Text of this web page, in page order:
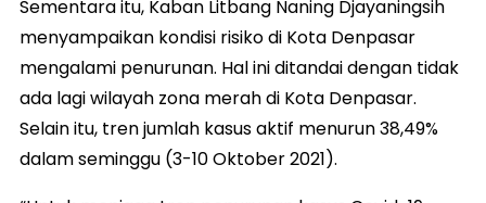
Sementara itu, Kaban Litbang Naning Djayaningsih
menyampaikan kondisi risiko di Kota Denpasar
mengalami penurunan. Hal ini ditandai dengan tidak
ada lagi wilayah zona merah di Kota Denpasar.
Selain itu, tren jumlah kasus aktif menurun 38,49%
dalam seminggu (3-10 Oktober 2021).